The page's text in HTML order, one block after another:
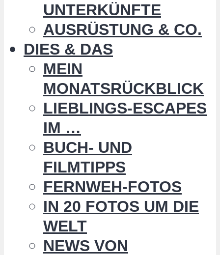
UNTERKÜNFTE
AUSRÜSTUNG & CO.
DIES & DAS
MEIN
MONATSRÜCKBLICK
LIEBLINGS-ESCAPES
IM …
BUCH- UND
FILMTIPPS
FERNWEH-FOTOS
IN 20 FOTOS UM DIE
WELT
NEWS VON